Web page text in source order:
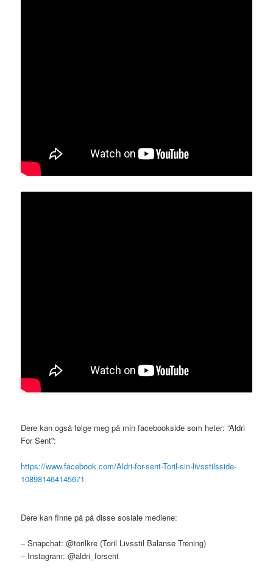
Dere kan også følge meg på min facebookside som heter: “Aldri
For Sent”:
https://www.facebook.com/Aldri-for-sent-Toril-sin-livsstilsside-
108981464145671
Dere kan finne på på disse sosiale mediene:
– Snapchat: @torilkre (Toril Livsstil Balanse Trening)
– Instagram: @aldri_forsent